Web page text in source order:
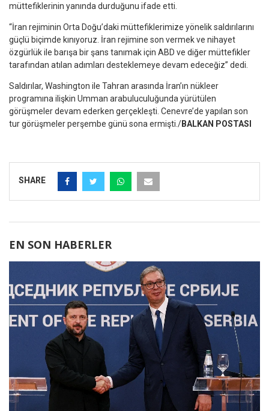
müttefiklerinin yanında durduğunu ifade etti.
“İran rejiminin Orta Doğu’daki müttefiklerimize yönelik saldırılarını
güçlü biçimde kınıyoruz. İran rejimine son vermek ve nihayet
özgürlük ile barışa bir şans tanımak için ABD ve diğer müttefikler
tarafından atılan adımları desteklemeye devam edeceğiz” dedi.
Saldırılar, Washington ile Tahran arasında İran’ın nükleer
programına ilişkin Umman arabuluculuğunda yürütülen
görüşmeler devam ederken gerçekleşti. Cenevre’de yapılan son
tur görüşmeler perşembe günü sona ermişti./BALKAN POSTASI
SHARE
EN SON HABERLER